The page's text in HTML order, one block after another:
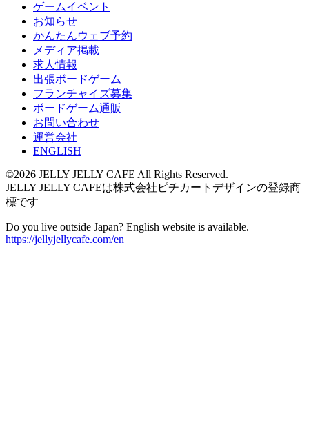
ゲームイベント
お知らせ
かんたんウェブ予約
メディア掲載
求人情報
出張ボードゲーム
フランチャイズ募集
ボードゲーム通販
お問い合わせ
運営会社
ENGLISH
©2026 JELLY JELLY CAFE All Rights Reserved.
JELLY JELLY CAFEは株式会社ピチカートデザインの登録商
標です
Do you live outside Japan? English website is available.
https://jellyjellycafe.com/en